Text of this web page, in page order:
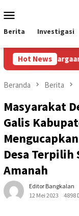
ke
kontenMobile
Berita Investigasi
Hot News
Dari
Beranda Berita
Masyarakat
Galis
Desa Terpilih
Amanah
Editor Bangkalan
12 Mei 2023
4898